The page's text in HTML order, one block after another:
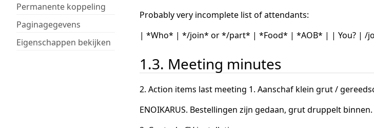
Permanente koppeling
Paginagegevens
Eigenschappen bekijken
Probably very incomplete list of attendants:
| *Who* | */join* or */part* | *Food* | *AOB* | | You? | /
1.3. Meeting minutes
2. Action items last meeting 1. Aanschaf klein grut /
ENOIKARUS. Bestellingen zijn gedaan, grut druppelt binnen.